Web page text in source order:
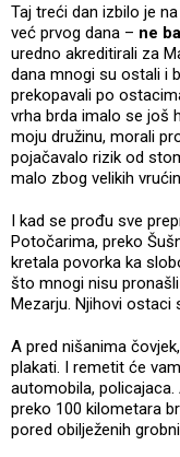
Taj treći dan izbilo je
već prvog dana – ne
uredno akreditirali za
dana mnogi su ostali i
prekopavali po
vrha brda imalo se još
moju družinu, morali
pojačavalo rizik od
malo zbog velikih
I kad se prođu sve
Potočarima, preko
kretala povorka ka
što mnogi nisu
Mezarju. Njihovi ostaci
A pred nišanima
plakati. I remetit će
automobila,
preko 100 kilometara
pored obilježenih